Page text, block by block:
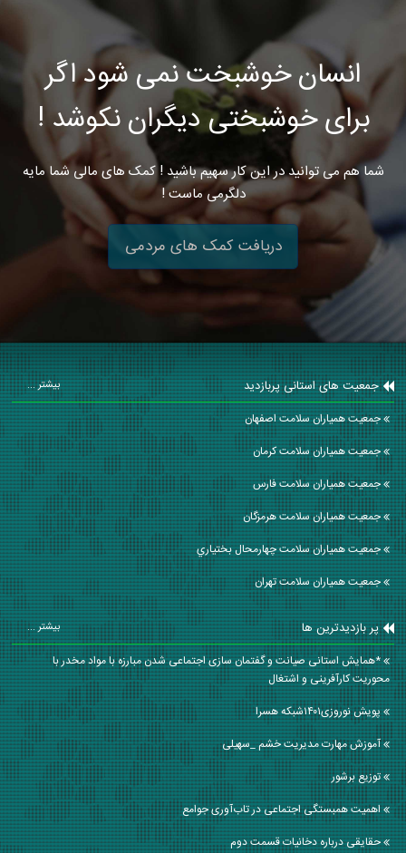
انسان خوشبخت نمی شود اگر
برای خوشبختی دیگران نکوشد !
شما هم می توانید در این کار سهیم باشید ! کمک های مالی شما مایه
دلگرمی ماست !
دریافت کمک های مردمی
جمعیت های استانی پربازدید بیشتر ...
جمعیت همیاران سلامت اصفهان
جمعیت همیاران سلامت كرمان
جمعیت همیاران سلامت فارس
جمعیت همیاران سلامت هرمزگان
جمعیت همیاران سلامت چهارمحال بختياري
جمعیت همیاران سلامت تهران
پر بازدیدترین ها بیشتر ...
*همایش استانی صیانت و گفتمان سازی اجتماعی شدن مبارزه با مواد مخدر با
محوریت کارآفرینی و اشتغال
پویش نوروزی۱۴۰۱شبکه هسرا
آموزش مهارت مدیریت خشم _سهیلی
توزیع برشور
اهمیت همبستگی اجتماعی در تاب‌آوری جوامع
حقایقی درباره دخانیات قسمت دوم